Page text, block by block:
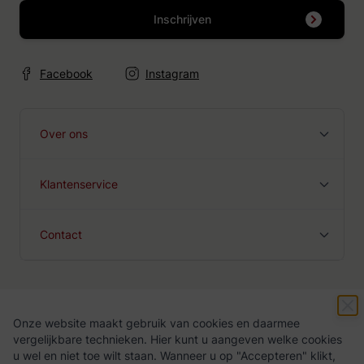
Onze website maakt gebruik van cookies en daarmee
vergelijkbare technieken. Hier kunt u aangeven welke cookies
u wel en niet toe wilt staan. Wanneer u op "Accepteren" klikt,
Inschrijven
Facebook Instagram
Over ons
Klantenservice
Contact
Algemene voorwaarden Privacy Policy